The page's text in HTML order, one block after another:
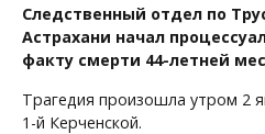
Следственный отдел по
Астрахани начал
факту смерти 44-летней
Трагедия произошла утром 2
1-й Керченской.